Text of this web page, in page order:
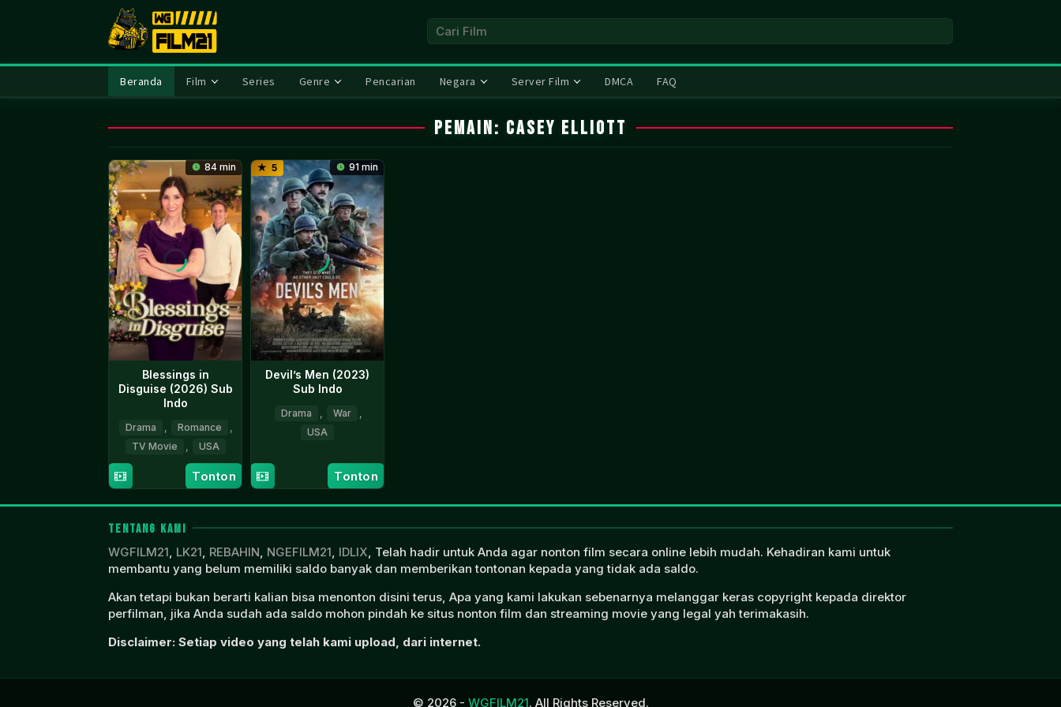
Beranda Film Series Genre Pencarian Negara Server Film DMCA FAQ
Pemain: Casey Elliott
84 min
Blessings in
Disguise (2026) Sub
Indo
Drama , Romance
,
TV Movie
, USA
Mar
2026
Robert
Ely
Tonton
5 91 min
Devil’s Men (2023)
Sub Indo
Drama , War
,
USA
Sep
Dave
Bresnahan
Tonton
TENTANG KAMI
WGFILM21, LK21, REBAHIN, NGEFILM21, IDLIX, Telah hadir untuk Anda agar nonton film secara online lebih mudah. Kehadiran kami untuk
membantu yang belum memiliki saldo banyak dan memberikan tontonan kepada yang tidak ada saldo.
Akan tetapi bukan berarti kalian bisa menonton disini terus, Apa yang kami lakukan sebenarnya melanggar keras copyright kepada direktor
perfilman, jika Anda sudah ada saldo mohon pindah ke situs nonton film dan streaming movie yang legal yah terimakasih.
Disclaimer: Setiap video yang telah kami upload, dari internet.
© 2026 - WGFILM21. All Rights Reserved.